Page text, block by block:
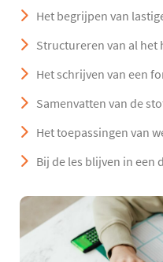
Het begrijpen van
Structureren van al het
Het schrijven van een
Samenvatten van de
Het toepassingen van
Bij de les blijven in een